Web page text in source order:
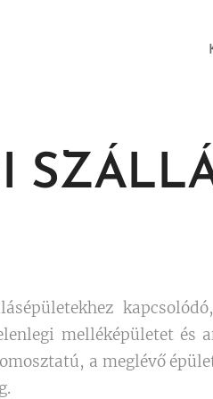
melléképületet és
a meglévő